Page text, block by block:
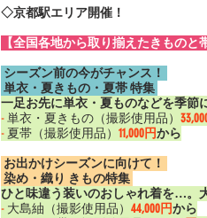
◇京都駅エリア開催！
【全国各地から取り揃えたきものと
シーズン前の今がチャンス！
単衣・夏きもの・夏帯 特集
一足お先に単衣・夏ものなどを季節
- 単衣・夏きもの（撮影使用品）
- 夏帯（撮影使用品） 11,000円から
お出かけシーズンに向けて！
染め・織り きもの特集
ひと味違う装いのおしゃれ着を…。
- 大島紬（撮影使用品） 44,000円から